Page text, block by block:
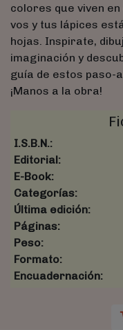
colores que viven
vos y tus lápices
hojas. Inspirate,
imaginación y
guía de estos paso-
¡Manos a la obra!
I.S.B.N.:
Editorial:
E-Book:
Categorías:
Última edición:
Páginas:
Peso:
Formato:
Encuadernación: